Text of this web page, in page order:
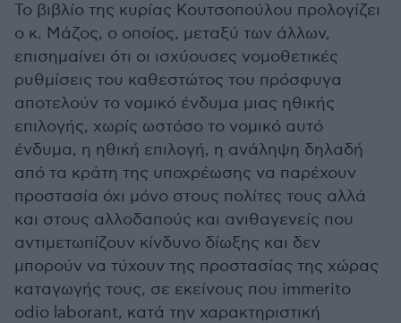
Το βιβλίο της κυρίας Κουτσοπούλου προλογίζει
ο κ. Μάζος, ο οποίος, μεταξύ των άλλων,
επισημαίνει ότι οι ισχύουσες νομοθετικές
ρυθμίσεις του καθεστώτος του πρόσφυγα
αποτελούν το νομικό ένδυμα μιας ηθικής
επιλογής, χωρίς ωστόσο το νομικό αυτό
ένδυμα, η ηθική επιλογή, η ανάληψη δηλαδή
από τα κράτη της υποχρέωσης να παρέχουν
προστασία όχι μόνο στους πολίτες τους αλλά
και στους αλλοδαπούς και ανιθαγενείς που
αντιμετωπίζουν κίνδυνο δίωξης και δεν
μπορούν να τύχουν της προστασίας της χώρας
καταγωγής τους, σε εκείνους που immerito
odio laborant, κατά την χαρακτηριστική